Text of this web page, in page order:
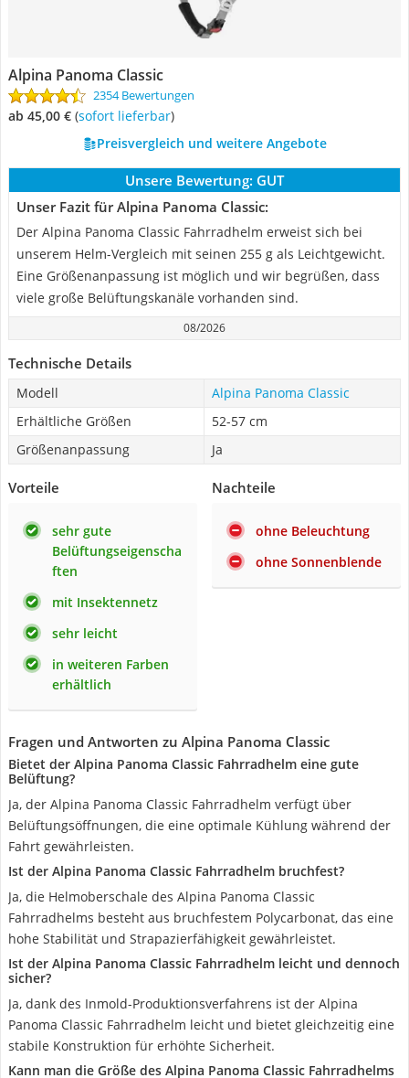
Alpina Panoma Classic
2354 Bewertungen
ab 45,00 € ( Sofort lieferbar)
Preisvergleich und weitere Angebote
Unsere Bewertung: GUT
Unser Fazit für Alpina Panoma Classic:
Der Alpina Panoma Classic Fahrradhelm erweist sich bei
unserem Helm-Vergleich mit seinen 255 g als Leichtgewicht.
Eine Größenanpassung ist möglich und wir begrüßen, dass
viele große Belüftungskanäle vorhanden sind.
08/2026
Technische Details
Modell
Alpina Panoma Classic
Erhältliche Größen
52-57 cm
Größenanpassung
Ja
Vorteile
sehr gute
Belüftungseigenscha
ften
mit Insektennetz
sehr leicht
in weiteren Farben
erhältlich
Nachteile
ohne Beleuchtung
ohne Sonnenblende
Fragen und Antworten zu Alpina Panoma Classic
Bietet der Alpina Panoma Classic Fahrradhelm eine gute
Belüftung?
Ja, der Alpina Panoma Classic Fahrradhelm verfügt über
Belüftungsöffnungen, die eine optimale Kühlung während der
Fahrt gewährleisten.
Ist der Alpina Panoma Classic Fahrradhelm bruchfest?
Ja, die Helmoberschale des Alpina Panoma Classic
Fahrradhelms besteht aus bruchfestem Polycarbonat, das eine
hohe Stabilität und Strapazierfähigkeit gewährleistet.
Ist der Alpina Panoma Classic Fahrradhelm leicht und dennoch
sicher?
Ja, dank des Inmold-Produktionsverfahrens ist der Alpina
Panoma Classic Fahrradhelm leicht und bietet gleichzeitig eine
stabile Konstruktion für erhöhte Sicherheit.
Kann man die Größe des Alpina Panoma Classic Fahrradhelms